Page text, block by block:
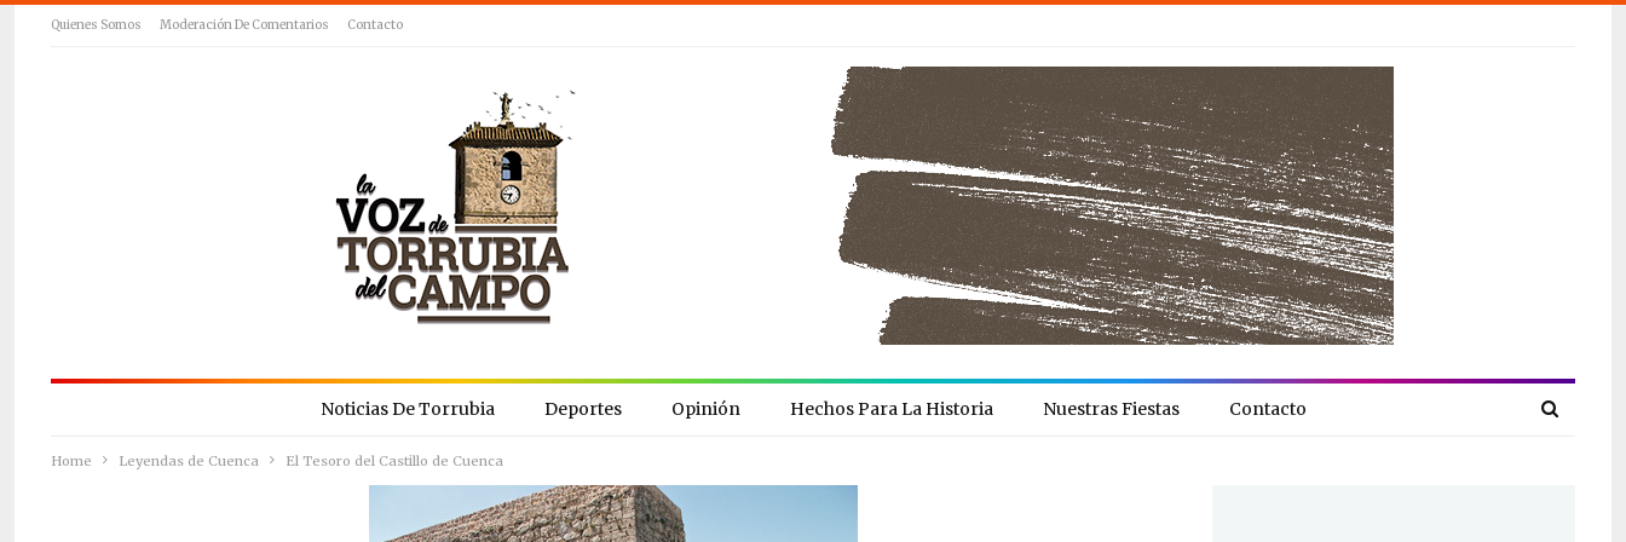
Quienes Somos Moderación De Comentarios Contacto
Noticias De Torrubia Deportes Opinión Hechos Para La Historia Nuestras Fiestas Contacto
Home Leyendas de Cuenca El Tesoro del Castillo de Cuenca